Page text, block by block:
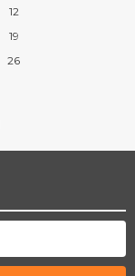
12
19
26